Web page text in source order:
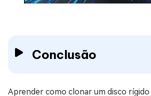
Conclusão
Aprender como clonar um disco rígido